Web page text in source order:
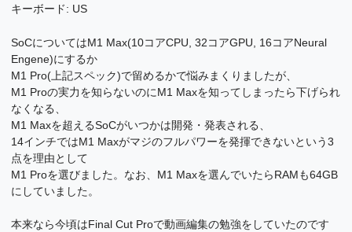
キーボード: US
SoCについてはM1 Max(10コアCPU, 32コアGPU, 16コアNeural
Engene)にするか
M1 Pro(上記スペック)で留めるかで悩みまくりましたが、
M1 Proの実力を知らないのにM1 Maxを知ってしまったら下げられ
なくなる、
M1 Maxを超えるSoCがいつかは開発・発表される、
14インチではM1 Maxがマジのフルパワーを発揮できないという3
点を理由として
M1 Proを選びました。なお、M1 Maxを選んでいたらRAMも64GB
にしていました。
本来なら今頃はFinal Cut Proで動画編集の勉強をしていたのです